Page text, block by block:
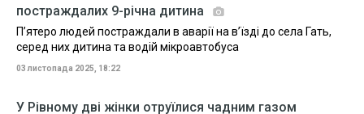
постраждалих 9-річна дитина
П’ятеро людей постраждали в аварії на в’їзді до села Гать,
серед них дитина та водій мікроавтобуса
03 листопада 2025, 18:22
У Рівному дві жінки отруїлися чадним газом